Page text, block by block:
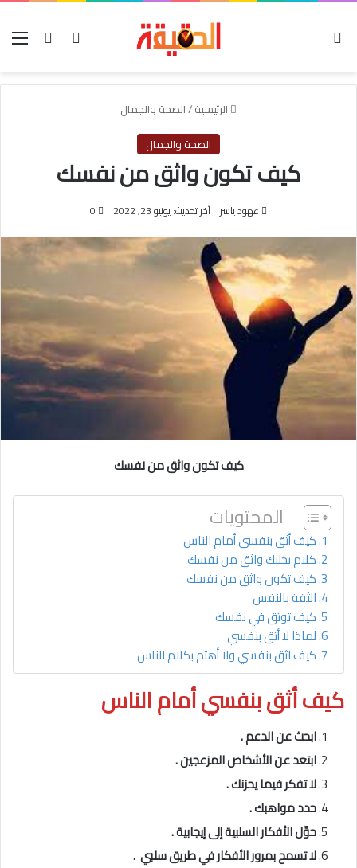
بحث عنتسجيل
الرئيسية/الصحة والجمال
الصحة والجمال
كيف تكون واثق من نفسك
عهود ياسر آخر تحديث: يونيو 23, 2022 0
كيف تكون واثق من نفسك
المحتويات
كيف أثق بنفسي أمام الناس
كلام يخليك واثق من نفسك
كيف تكون واثق من نفسك
الثقة بالنفس
كيف توثق في نفسك
لماذا لا أثق بنفسي
كيف اثق بنفسي ولا أهتم بكلام الناس
كيف أثق بنفسي أمام الناس
ابحث عن الدعم .
ابتعد عن الأشخاص المزعجين .
لا تفكر فيما يحزنك .
حدد مواهبك .
حوِّل الأفكار السلبية إلى إيجابية .
لا تسمح بمرور الأفكار في طريق سلبي .